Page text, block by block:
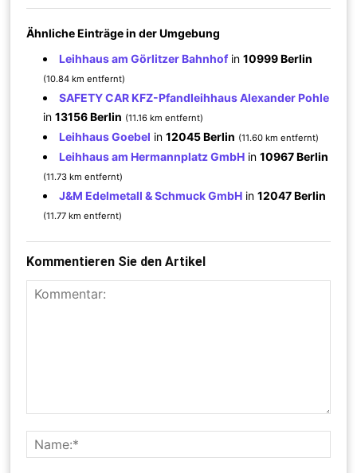
Ähnliche Einträge in der Umgebung
Leihhaus am Görlitzer Bahnhofin10999 Berlin
(10.84 km entfernt)
SAFETY CAR KFZ-Pfandleihhaus Alexander Pohle
in13156 Berlin (11.16 km entfernt)
Leihhaus Goebel in12045 Berlin (11.60 km entfernt)
Leihhaus am Hermannplatz GmbH in10967 Berlin
(11.73 km entfernt)
J&M Edelmetall & Schmuck GmbH in12047 Berlin
(11.77 km entfernt)
Kommentieren Sie den Artikel